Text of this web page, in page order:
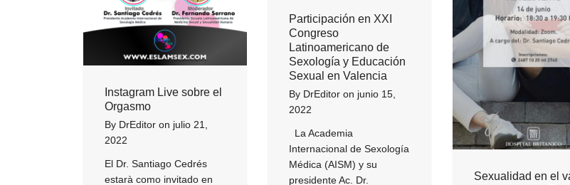
Instagram Live sobre el
Orgasmo
By DrEditor on julio 21,
2022
El Dr. Santiago Cedrés
estarà como invitado en
Participación en XXI
Congreso
Latinoamericano de
Sexología y Educación
Sexual en Valencia
By DrEditor on junio 15,
2022
La Academia
Internacional de Sexología
Médica (AISM) y su
presidente Ac. Dr.
Sexualidad en el